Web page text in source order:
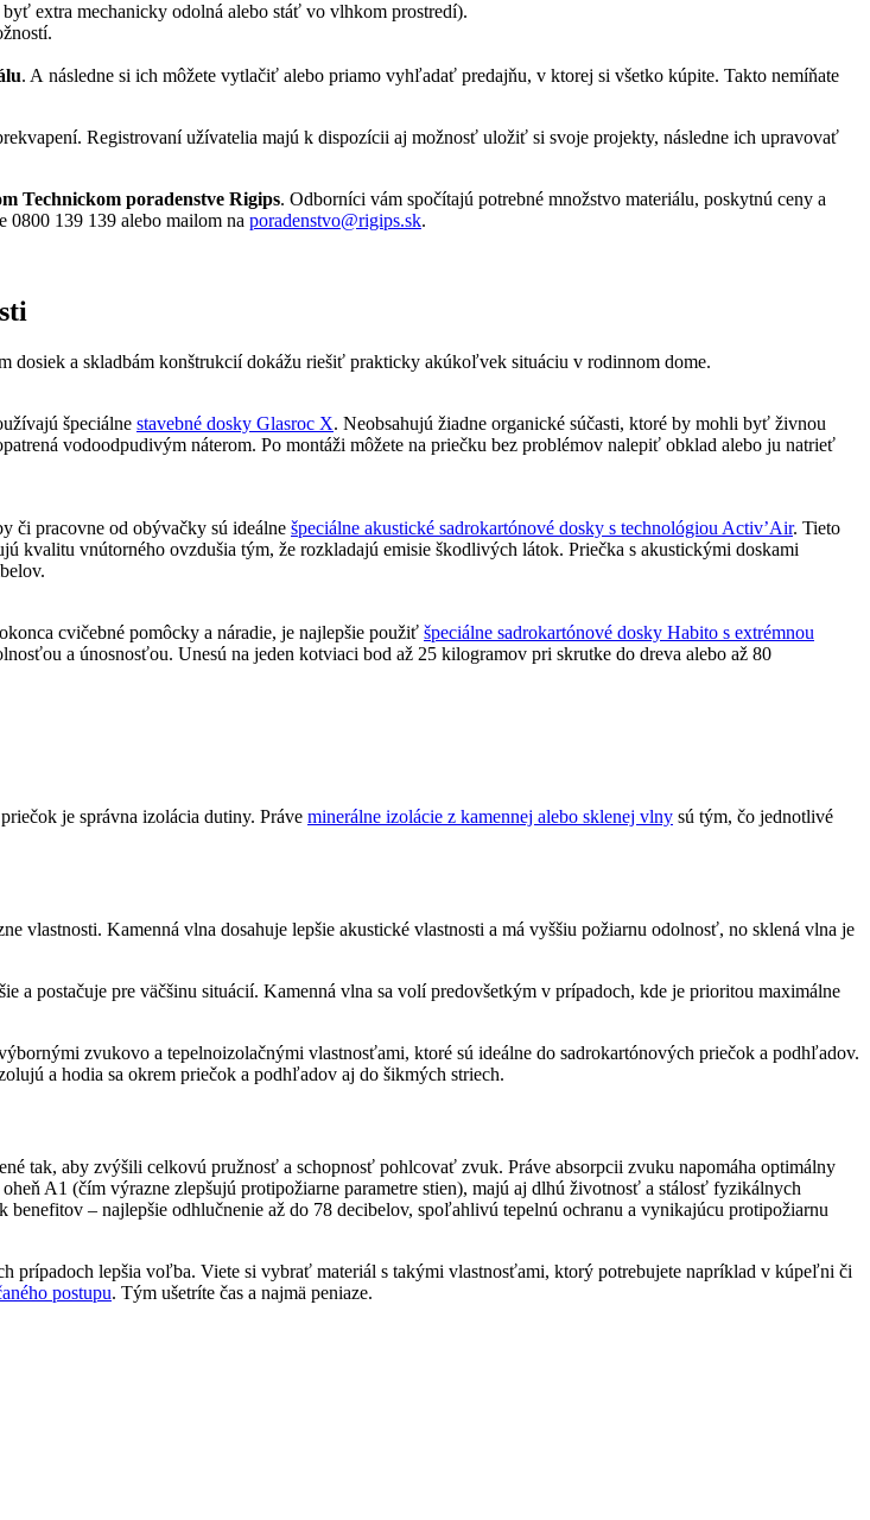
extra mechanicky odolná alebo stáť vo vlhkom prostredí).
. A následne si ich môžete vytlačiť alebo priamo vyhľadať predajňu, v ktorej si všetko kúpite. Takto nemíňate
Registrovaní užívatelia majú k dispozícii aj možnosť uložiť si svoje projekty, následne ich upravovať
Technickom poradenstve Rigips. Odborníci vám spočítajú potrebné množstvo materiálu, poskytnú ceny a
0800 139 139 alebo mailom na poradenstvo@rigips.sk.
a skladbám konštrukcií dokážu riešiť prakticky akúkoľvek situáciu v rodinnom dome.
špeciálne stavebné dosky Glasroc X. Neobsahujú žiadne organické súčasti, ktoré by mohli byť živnou
vodoodpudivým náterom. Po montáži môžete na priečku bez problémov nalepiť obklad alebo ju natrieť
či pracovne od obývačky sú ideálne špeciálne akustické sadrokartónové dosky s technológiou Activ’Air. Tieto
kvalitu vnútorného ovzdušia tým, že rozkladajú emisie škodlivých látok. Priečka s akustickými doskami
cvičebné pomôcky a náradie, je najlepšie použiť špeciálne sadrokartónové dosky Habito s extrémnou
a únosnosťou. Unesú na jeden kotviaci bod až 25 kilogramov pri skrutke do dreva alebo až 80
je správna izolácia dutiny. Práve minerálne izolácie z kamennej alebo sklenej vlny sú tým, čo jednotlivé
vlastnosti. Kamenná vlna dosahuje lepšie akustické vlastnosti a má vyššiu požiarnu odolnosť, no sklená vlna je
a postačuje pre väčšinu situácií. Kamenná vlna sa volí predovšetkým v prípadoch, kde je prioritou maximálne
zvukovo a tepelnoizolačnými vlastnosťami, ktoré sú ideálne do sadrokartónových priečok a podhľadov.
a hodia sa okrem priečok a podhľadov aj do šikmých striech.
tak, aby zvýšili celkovú pružnosť a schopnosť pohlcovať zvuk. Práve absorpcii zvuku napomáha optimálny
A1 (čím výrazne zlepšujú protipožiarne parametre stien), majú aj dlhú životnosť a stálosť fyzikálnych
– najlepšie odhlučnenie až do 78 decibelov, spoľahlivú tepelnú ochranu a vynikajúcu protipožiarnu
prípadoch lepšia voľba. Viete si vybrať materiál s takými vlastnosťami, ktorý potrebujete napríklad v kúpeľni či
postupu. Tým ušetríte čas a najmä peniaze.